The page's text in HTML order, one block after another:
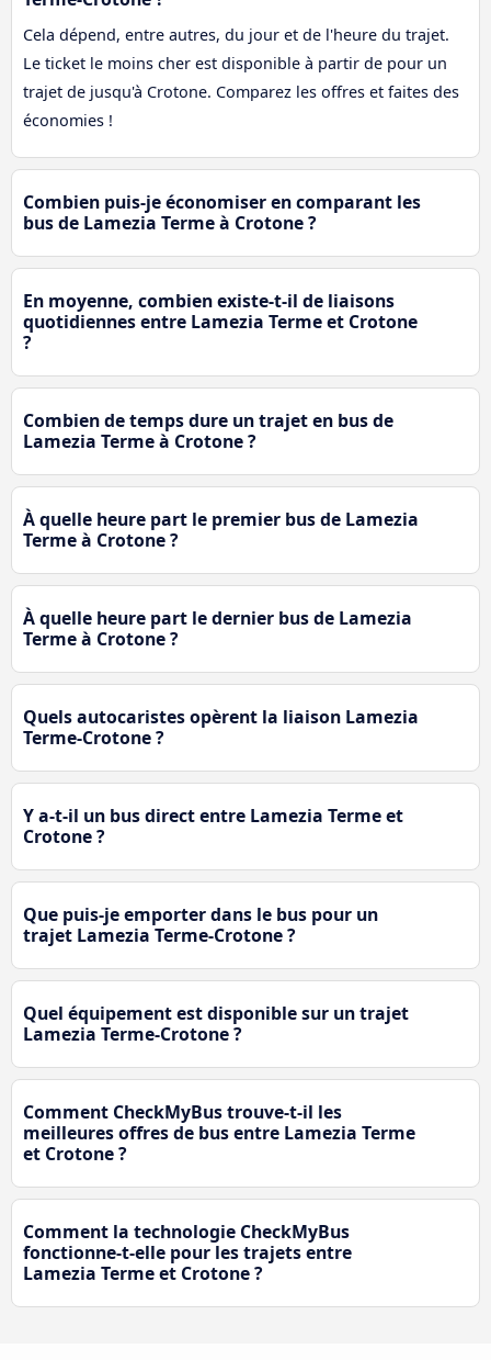
Cela dépend, entre autres, du jour et de l'heure du trajet.
Le ticket le moins cher est disponible à partir de pour un
trajet de jusqu'à Crotone. Comparez les offres et faites des
économies !
Combien puis-je économiser en comparant les
bus de Lamezia Terme à Crotone ?
En moyenne, combien existe-t-il de liaisons
quotidiennes entre Lamezia Terme et Crotone
?
Combien de temps dure un trajet en bus de
Lamezia Terme à Crotone ?
À quelle heure part le premier bus de Lamezia
Terme à Crotone ?
À quelle heure part le dernier bus de Lamezia
Terme à Crotone ?
Quels autocaristes opèrent la liaison Lamezia
Terme-Crotone ?
Y a-t-il un bus direct entre Lamezia Terme et
Crotone ?
Que puis-je emporter dans le bus pour un
trajet Lamezia Terme-Crotone ?
Quel équipement est disponible sur un trajet
Lamezia Terme-Crotone ?
Comment CheckMyBus trouve-t-il les
meilleures offres de bus entre Lamezia Terme
et Crotone ?
Comment la technologie CheckMyBus
fonctionne-t-elle pour les trajets entre
Lamezia Terme et Crotone ?